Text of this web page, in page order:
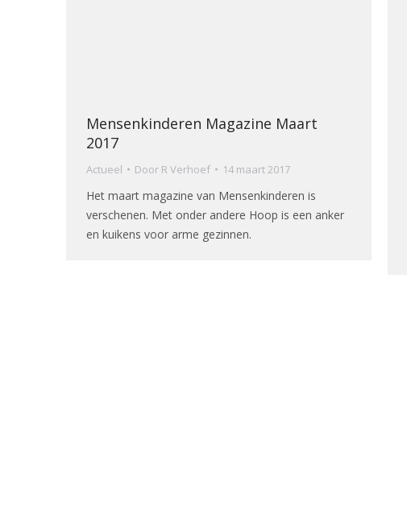
Mensenkinderen Magazine Maart
2017
Actueel Door R Verhoef 14 maart 2017
Het maart magazine van Mensenkinderen is
verschenen. Met onder andere Hoop is een anker
en kuikens voor arme gezinnen.